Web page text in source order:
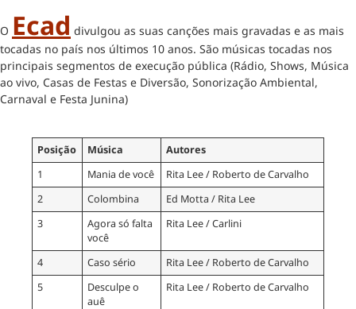
O Ecad divulgou as suas canções mais gravadas e as mais
tocadas no país nos últimos 10 anos. São músicas tocadas nos
principais segmentos de execução pública (Rádio, Shows, Música
ao vivo, Casas de Festas e Diversão, Sonorização Ambiental,
Carnaval e Festa Junina)
Posição Música
Autores
1
Mania de você
Rita Lee / Roberto de Carvalho
2
Colombina
Ed Motta / Rita Lee
3
Agora só falta
você
Rita Lee / Carlini
4 Caso sério
Rita Lee / Roberto de Carvalho
5
Desculpe o
auê
Rita Lee / Roberto de Carvalho